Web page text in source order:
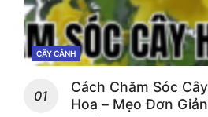
CATEGORIES
CÂY CẢNH
Cách Chăm Sóc
Hoa – Mẹo Đơn